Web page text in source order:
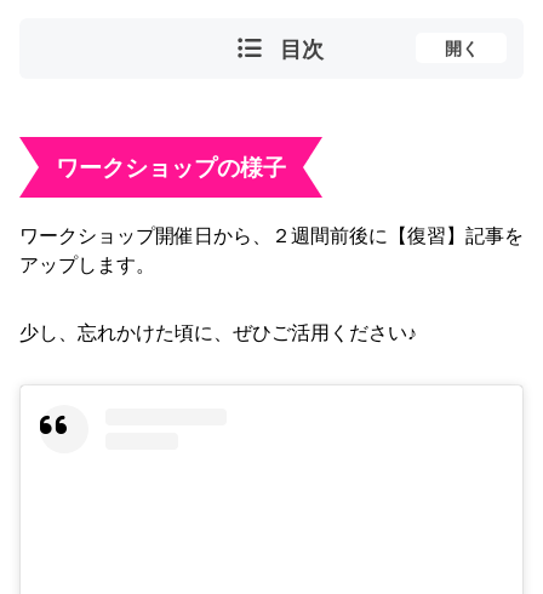
目次 開く
ワークショップの様子
ワークショップ開催日から、２週間前後に【復習】記事を
アップします。
少し、忘れかけた頃に、ぜひご活用ください♪